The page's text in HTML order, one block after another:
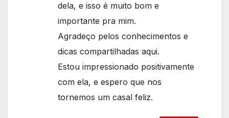
dela, e isso é muito bom e
importante pra mim.
Agradeço pelos conhecimentos e
dicas compartilhadas aqui.
Estou impressionado positivamente
com ela, e espero que nos
tornemos um casal feliz.